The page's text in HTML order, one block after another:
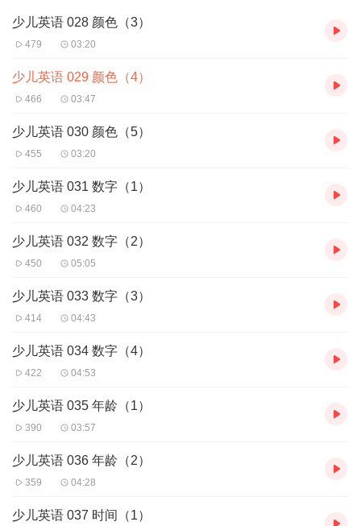
少儿英语 028 颜色（3）
479 03:20
少儿英语 029 颜色（4）
466 03:47
少儿英语 030 颜色（5）
455 03:20
少儿英语 031 数字（1）
460 04:23
少儿英语 032 数字（2）
450 05:05
少儿英语 033 数字（3）
414 04:43
少儿英语 034 数字（4）
422 04:53
少儿英语 035 年龄（1）
390 03:57
少儿英语 036 年龄（2）
359 04:28
少儿英语 037 时间（1）